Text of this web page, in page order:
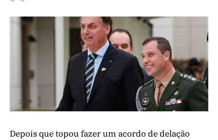
Depois que topou fazer um acordo de delação